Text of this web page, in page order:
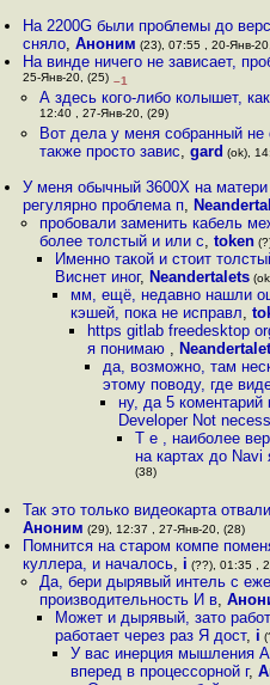
На 2200G были проблемы до
сняло,Аноним (23), 07:55 , 20-Янв-
На винде ничего не зависает,
25-Янв-20, (25) –1
А здесь кого-либо колышет,
12:40 , 27-Янв-20, (29)
Вот дела у меня собранный не
также просто завис, gard (ok),
У меня обычный 3600X на
регулярно проблема п,
пробовали заменить кабель
более толстый и или с, token
Именно такой и стоит
Виснет иног, Neandertalets
мм, ещё, недавно нашли
кэшей, пока не исправл,
https gitlab freedesktop
я понимаю ,
да, возможно, там
этому поводу, где
ну, да 5 коментарий
Developer Not
Т е , наиболее
на картах до Navi
(38)
Так это только видеокарта
Аноним (29), 12:37 , 27-Янв-20, (28)
Помнится на старом компе
куллера, и началось, i (??), 01:35 ,
Да, бери дырявый интель с
производительность И в,
Может и дырявый, зато
работает через раз Я дост, i
У вас инерция мышления
вперед в процессорной г,